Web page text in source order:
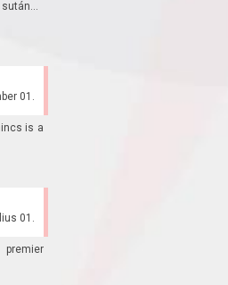
01.
is a
01.